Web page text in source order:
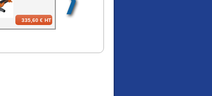
335,60 €HT